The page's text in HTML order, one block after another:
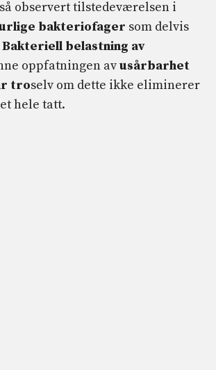
observert tilstedeværelsen i
bakteriofager som delvis
Bakteriell belastning av
oppfatningen avusårbarhet
troselv om dette ikke eliminerer
hele tatt.